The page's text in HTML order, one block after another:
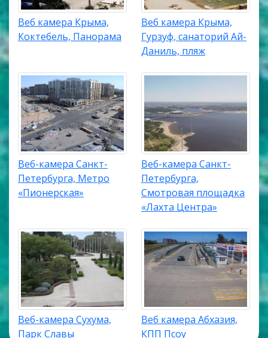
Веб камера Крыма,
Коктебель, Панорама
Веб камера Крыма,
Гурзуф, санаторий Ай-
Даниль, пляж
Веб-камера Санкт-
Петербурга, Метро
«Пионерская»
Веб-камера Санкт-
Петербурга,
Смотровая площадка
«Лахта Центра»
Веб-камера Сухума,
Парк Славы
Веб камера Абхазия,
КПП Псоу